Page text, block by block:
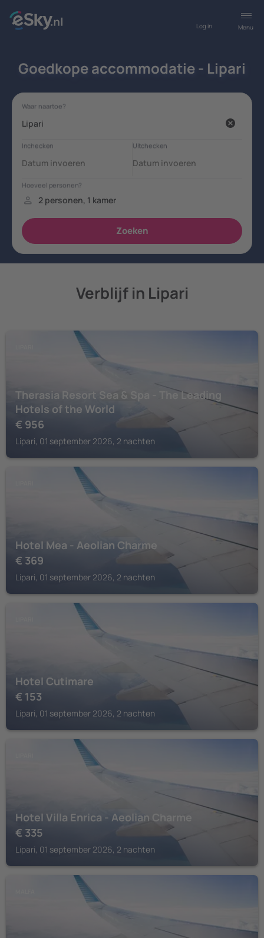
Menu
Log in
Goedkope accommodatie - Lipari
Verblijf in Lipari
Therasia Resort Sea & Spa - The Leading
Hotels of the World
€ 956
Lipari, 01 september 2026, 2 nachten
Hotel Mea - Aeolian Charme
€ 369
Lipari, 01 september 2026, 2 nachten
Hotel Cutimare
€ 153
Lipari, 01 september 2026, 2 nachten
Hotel Villa Enrica - Aeolian Charme
€ 335
Lipari, 01 september 2026, 2 nachten